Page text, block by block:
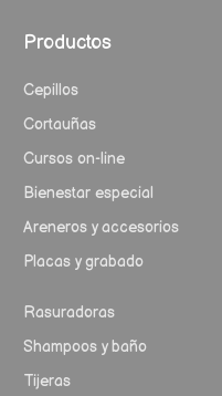
Productos
Cepillos
Cortauñas
Cursos on-line
Bienestar especial
Areneros y accesorios
Placas y grabado
Rasuradoras
Shampoos y baño
Tijeras